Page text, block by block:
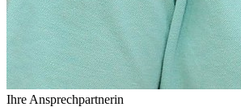
Ihre Ansprechpartnerin